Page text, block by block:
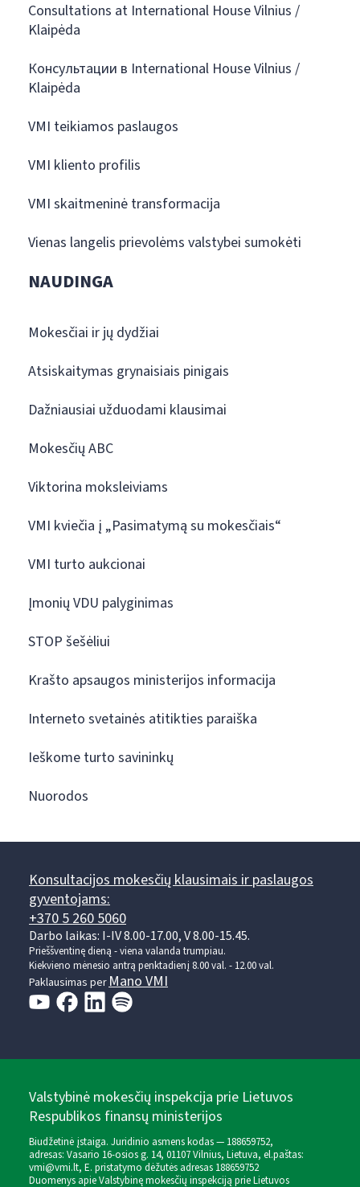
Consultations at International House Vilnius /
Klaipėda
Консультации в International House Vilnius /
Klaipėda
VMI teikiamos paslaugos
VMI kliento profilis
VMI skaitmeninė transformacija
Vienas langelis prievolėms valstybei sumokėti
NAUDINGA
Mokesčiai ir jų dydžiai
Atsiskaitymas grynaisiais pinigais
Dažniausiai užduodami klausimai
Mokesčių ABC
Viktorina moksleiviams
VMI kviečia į „Pasimatymą su mokesčiais“
VMI turto aukcionai
Įmonių VDU palyginimas
STOP šešėliui
Krašto apsaugos ministerijos informacija
Interneto svetainės atitikties paraiška
Ieškome turto savininkų
Nuorodos
Konsultacijos mokesčių klausimais ir paslaugos
gyventojams:
+370 5 260 5060
Darbo laikas: I-IV 8.00-17.00, V 8.00-15.45.
Prieššventinę dieną - viena valanda trumpiau.
Kiekvieno mėnesio antrą penktadienį 8.00 val. - 12.00 val.
Paklausimas perMano VMI
Valstybinė mokesčių inspekcija prie Lietuvos
Respublikos finansų ministerijos
Biudžetinė įstaiga. Juridinio asmens kodas — 188659752,
adresas: Vasario 16-osios g. 14, 01107 Vilnius, Lietuva, el.paštas:
vmi@vmi.lt, E. pristatymo dėžutės adresas 188659752
Duomenys apie Valstybinę mokesčių inspekciją prie Lietuvos